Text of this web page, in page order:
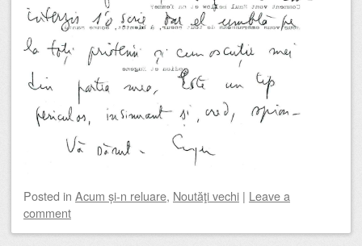
Posted in Acum și-n reluare, Noutăţi vechi | Leave a
comment